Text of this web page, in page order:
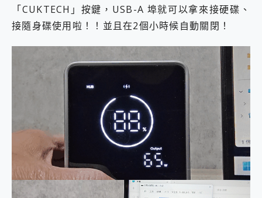
「CUKTECH」按鍵，USB-A 埠就可以拿來接硬碟、
接隨身碟使用啦！！並且在2個小時候自動關閉！